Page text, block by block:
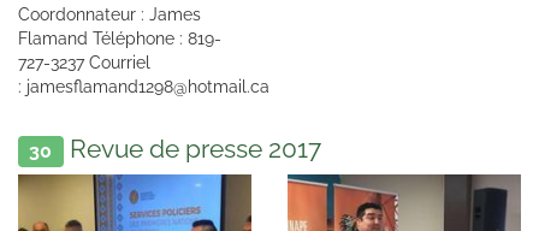
Coordonnateur : James
Flamand Téléphone : 819-
727-3237 Courriel
: jamesflamand1298@hotmail.ca
30 Revue de presse 2017